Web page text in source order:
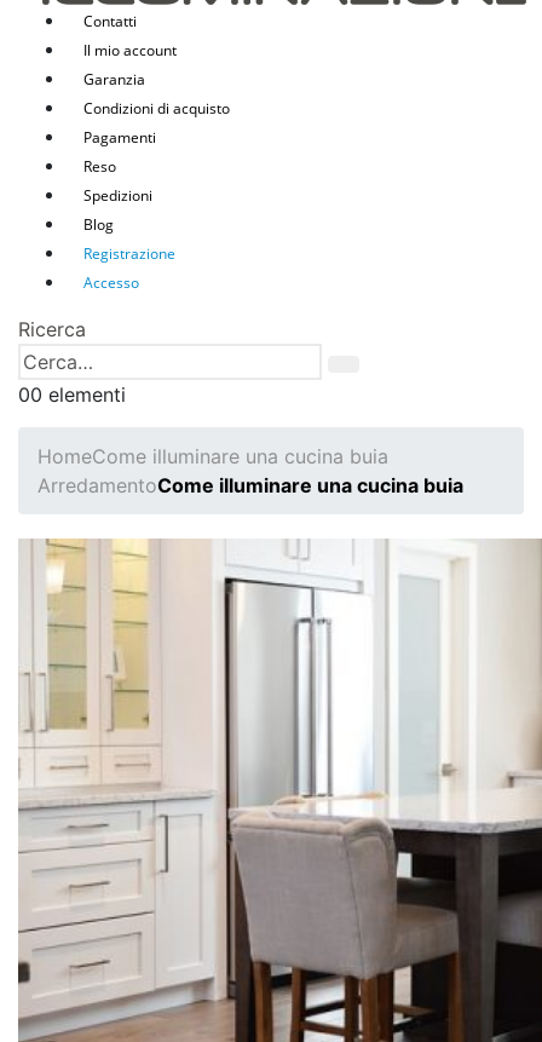
Contatti
Il mio account
Garanzia
Condizioni di acquisto
Pagamenti
Reso
Spedizioni
Blog
Registrazione
Accesso
Ricerca
00 elementi
HomeCome illuminare una cucina buia
ArredamentoCome illuminare una cucina buia